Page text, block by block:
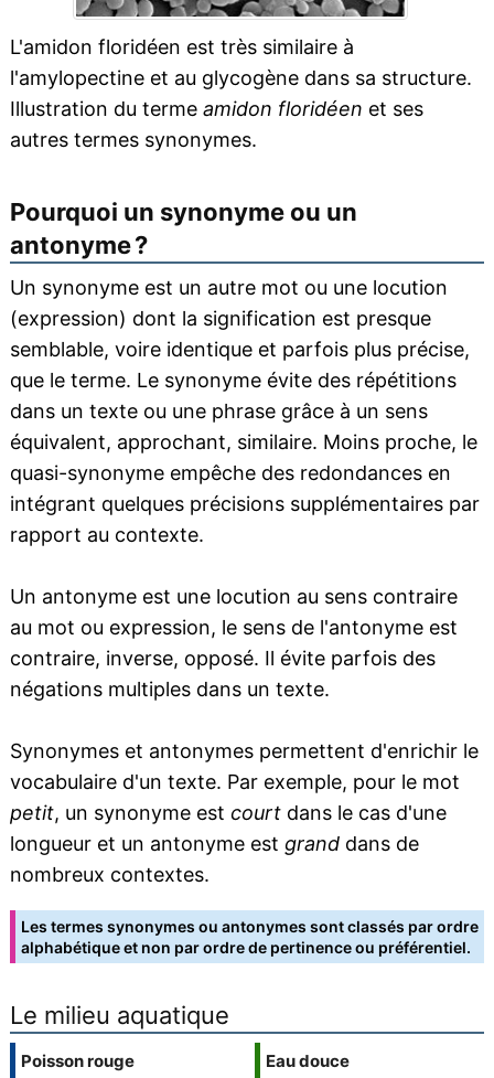
L'amidon floridéen est très similaire à
l'amylopectine et au glycogène dans sa structure.
Illustration du terme amidon floridéen et ses
autres termes synonymes.
Pourquoi un synonyme ou un
antonyme ?
Un synonyme est un autre mot ou une locution
(expression) dont la signification est presque
semblable, voire identique et parfois plus précise,
que le terme. Le synonyme évite des répétitions
dans un texte ou une phrase grâce à un sens
équivalent, approchant, similaire. Moins proche, le
quasi-synonyme empêche des redondances en
intégrant quelques précisions supplémentaires par
rapport au contexte.
Un antonyme est une locution au sens contraire
au mot ou expression, le sens de l'antonyme est
contraire, inverse, opposé. Il évite parfois des
négations multiples dans un texte.
Synonymes et antonymes permettent d'enrichir le
vocabulaire d'un texte. Par exemple, pour le mot
petit, un synonyme est courtdans le cas d'une
longueur et un antonyme est granddans de
nombreux contextes.
Les termes synonymes ou antonymes sont classés par ordre
alphabétique et non par ordre de pertinence ou préférentiel.
Le milieu aquatique
Poisson rouge
Eau douce